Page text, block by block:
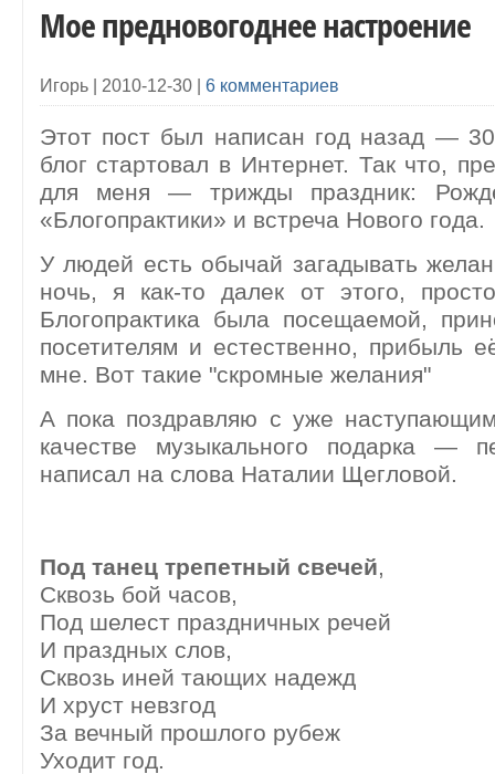
Мое предновогоднее настроение
Игорь | 2010-12-30 | 6 комментариев
Этот пост был написан год назад —
блог стартовал в Интернет. Так что,
для меня — трижды праздник:
«Блогопрактики» и встреча Нового года.
У людей есть обычай загадывать
ночь, я как-то далек от этого,
Блогопрактика была посещаемой,
посетителям и естественно, прибыль
мне. Вот такие "скромные желания"
А пока поздравляю с уже
качестве музыкального подарка —
написал на слова Наталии Щегловой.
Под танец трепетный свечей,
Сквозь бой часов,
Под шелест праздничных речей
И праздных слов,
Сквозь иней тающих надежд
И хруст невзгод
За вечный прошлого рубеж
Уходит год.